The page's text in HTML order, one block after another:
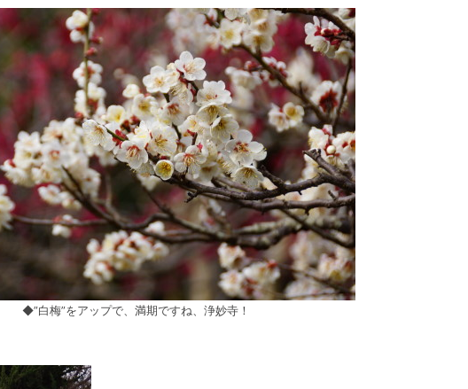
◆”白梅”をアップで、満期ですね、浄妙寺！